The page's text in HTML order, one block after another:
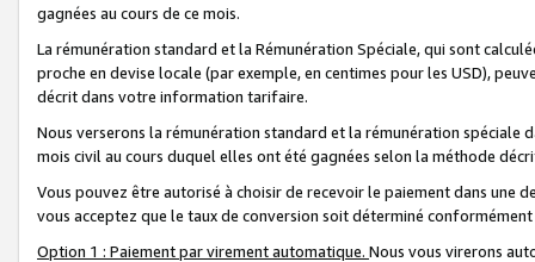
gagnées au cours de ce mois.
La rémunération standard et la Rémunération Spéciale, qui sont
proche en devise locale (par exemple, en centimes pour les USD),
décrit dans votre information tarifaire.
Nous verserons la rémunération standard et la rémunération spéciale
mois civil au cours duquel elles ont été gagnées selon la méthode
Vous pouvez être autorisé à choisir de recevoir le paiement dans une
vous acceptez que le taux de conversion soit déterminé
Option 1 : Paiement par virement automatique. Nous vous virerons